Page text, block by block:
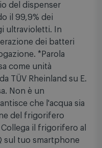
del dispenser
il 99,9% dei
ultravioletti. In
dei batteri
*Parola
come unità
TÜV Rheinland su E.
Non è un
che l'acqua sia
del frigorifero
il frigorifero al
sul tuo smartphone